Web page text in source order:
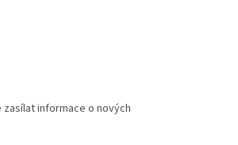
zasílat informace o nových